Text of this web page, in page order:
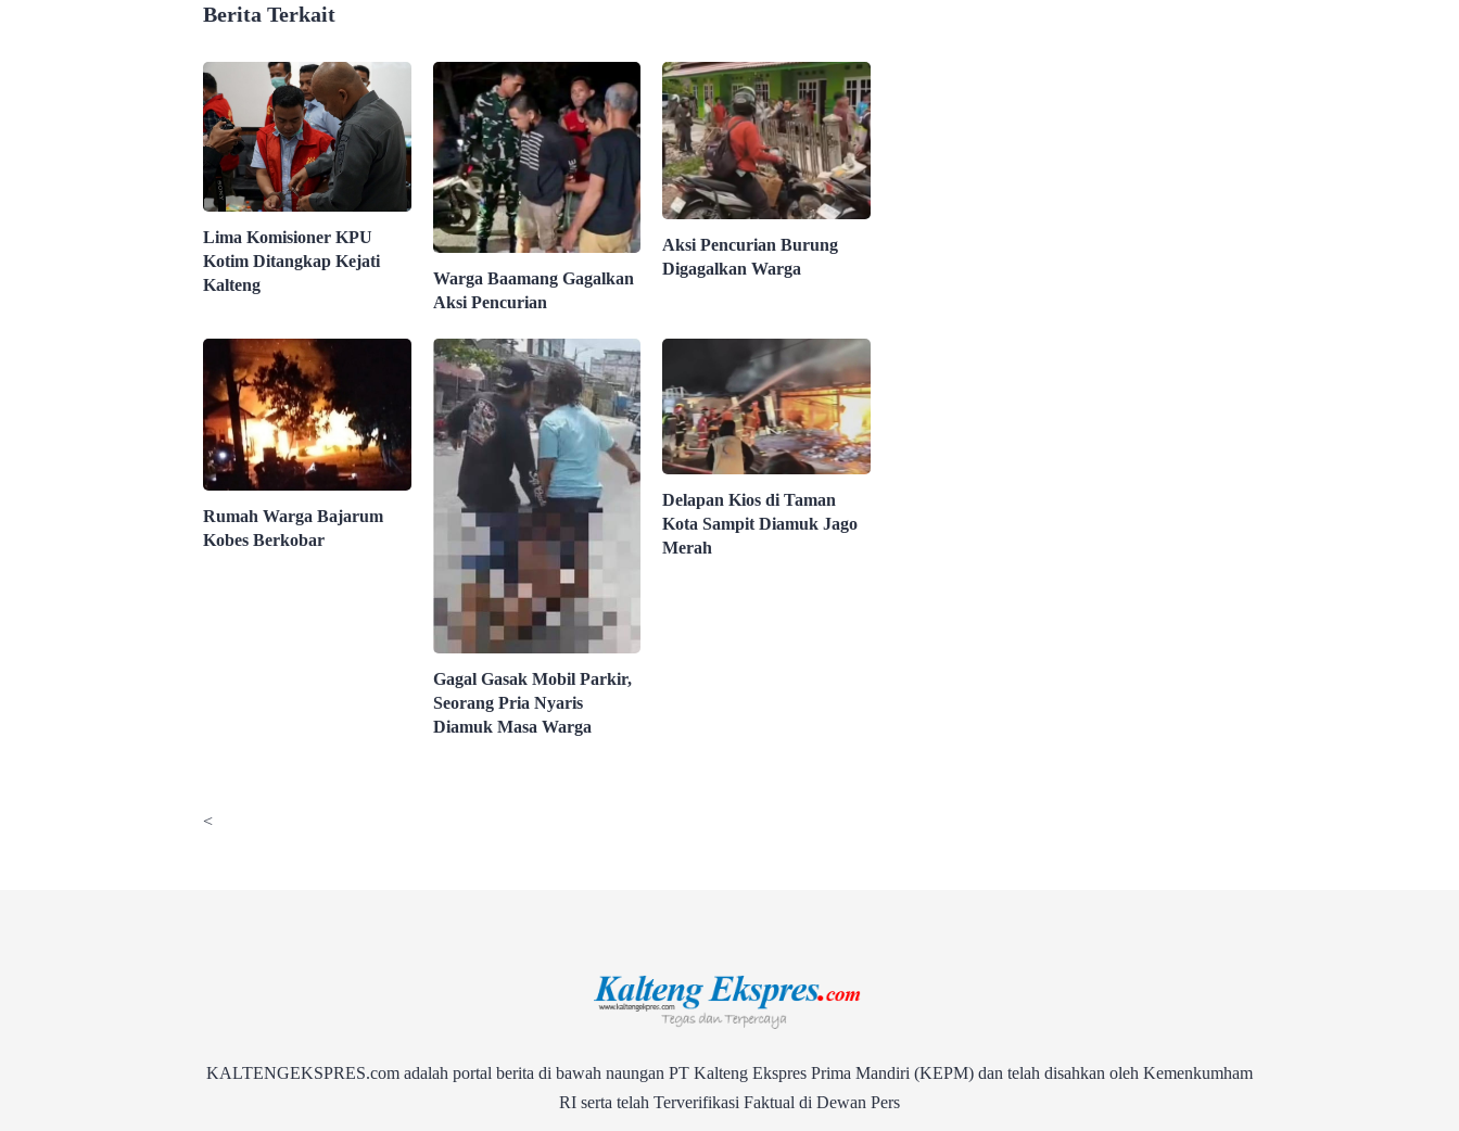
Berita Terkait
Lima Komisioner KPU
Kotim Ditangkap Kejati
Kalteng
Warga Baamang Gagalkan
Aksi Pencurian
Aksi Pencurian Burung
Digagalkan Warga
Rumah Warga Bajarum
Kobes Berkobar
Gagal Gasak Mobil Parkir,
Seorang Pria Nyaris
Diamuk Masa Warga
Delapan Kios di Taman
Kota Sampit Diamuk Jago
Merah
<
KALTENGEKSPRES.com adalah portal berita di bawah naungan PT Kalteng Ekspres Prima Mandiri (KEPM) dan telah disahkan oleh Kemenkumham
RI serta telah Terverifikasi Faktual di Dewan Pers